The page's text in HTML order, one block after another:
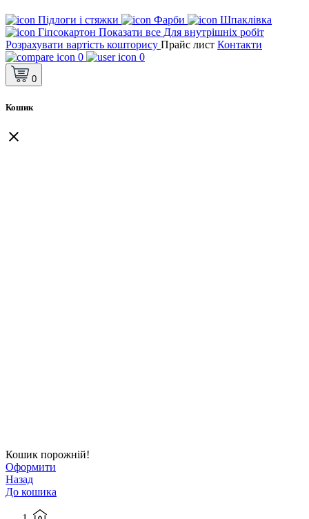
Підлоги і стяжки Фарби
Шпаклівка
Гіпсокартон Показати все Для внутрішніх робіт
Розрахувати вартість кошторису Прайс лист Контакти
0
0
0
Кошик
Кошик порожній!
Оформити
Назад
До кошика